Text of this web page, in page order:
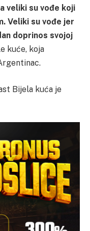
veliki su vođe koji
Veliki su vođe jer
doprinos svojoj
kuće, koja
Bijela kuća je